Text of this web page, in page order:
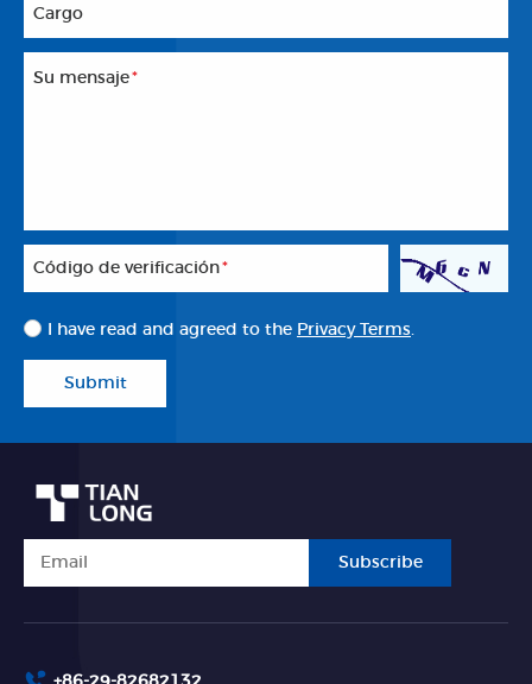
Cargo
Su mensaje*
Código de verificación*
I have read and agreed to the Privacy Terms
Submit
Subscribe